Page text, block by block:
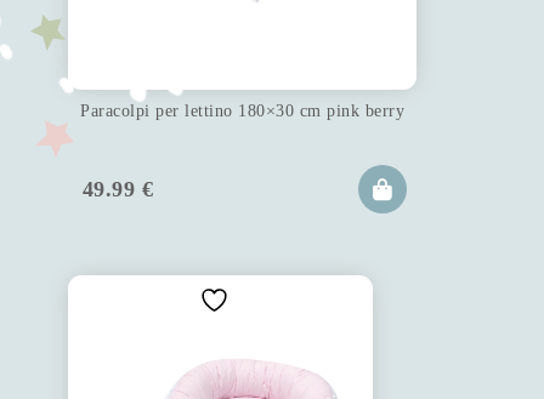
Paracolpi per lettino 180×30 cm pink berry
49.99 €